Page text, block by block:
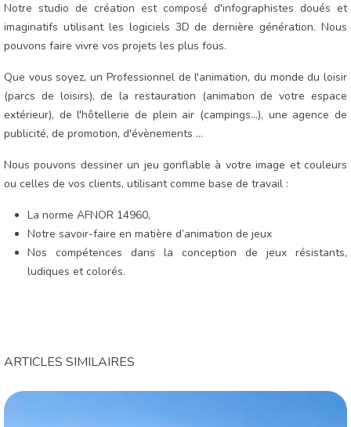
Notre studio de création est composé d'infographistes doués et
imaginatifs utilisant les logiciels 3D de dernière génération. Nous
pouvons faire vivre vos projets les plus fous.
Que vous soyez, un Professionnel de l'animation, du monde du loisir
(parcs de loisirs), de la restauration (animation de votre espace
extérieur), de l'hôtellerie de plein air (campings...), une agence de
publicité, de promotion, d'évènements ...
Nous pouvons dessiner un jeu gonflable à votre image et couleurs
ou celles de vos clients, utilisant comme base de travail :
La norme AFNOR 14960,
Notre savoir-faire en matière d’animation de jeux
Nos compétences dans la conception de jeux résistants,
ludiques et colorés.
ARTICLES SIMILAIRES